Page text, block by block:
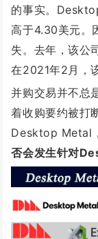
的事实。
高于4.30美元。
失。去年，该公
在2021年2月，
并购交易并不总
着收购要约被打
Desktop Metal
否会发生针对